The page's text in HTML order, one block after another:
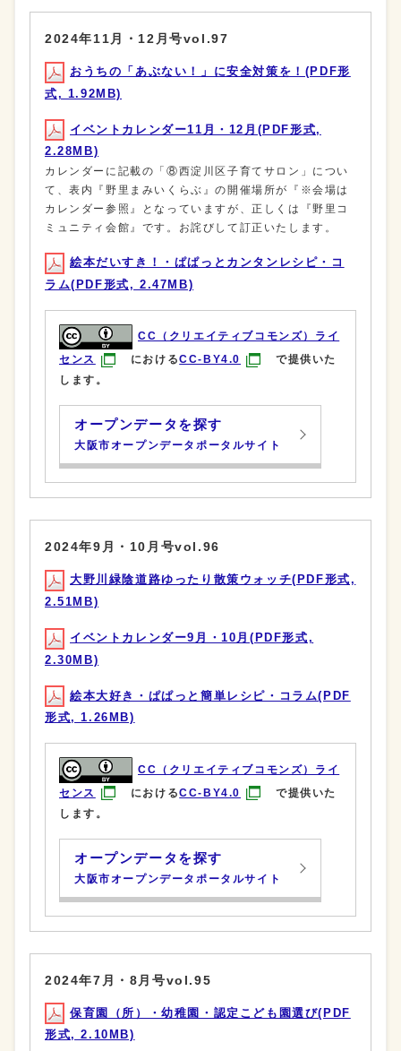
2024年11月・12月号vol.97
おうちの「あぶない！」に安全対策を！(PDF形
式, 1.92MB)
イベントカレンダー11月・12月(PDF形式,
2.28MB)
カレンダーに記載の「⑧西淀川区子育てサロン」につい
て、表内『野里まみいくらぶ』の開催場所が『※会場は
カレンダー参照』となっていますが、正しくは『野里コ
ミュニティ会館』です。お詫びして訂正いたします。
絵本だいすき！・ぱぱっとカンタンレシピ・コ
ラム(PDF形式, 2.47MB)
CC（クリエイティブコモンズ）ライ
センス
におけるCC-BY4.0
で提供いた
します。
オープンデータを探す
大阪市オープンデータポータルサイト
2024年9月・10月号vol.96
大野川緑陰道路ゆったり散策ウォッチ(PDF形式,
2.51MB)
イベントカレンダー9月・10月(PDF形式,
2.30MB)
絵本大好き・ぱぱっと簡単レシピ・コラム(PDF
形式, 1.26MB)
CC（クリエイティブコモンズ）ライ
センス
におけるCC-BY4.0
で提供いた
します。
オープンデータを探す
大阪市オープンデータポータルサイト
2024年7月・8月号vol.95
保育園（所）・幼稚園・認定こども園選び(PDF
形式, 2.10MB)